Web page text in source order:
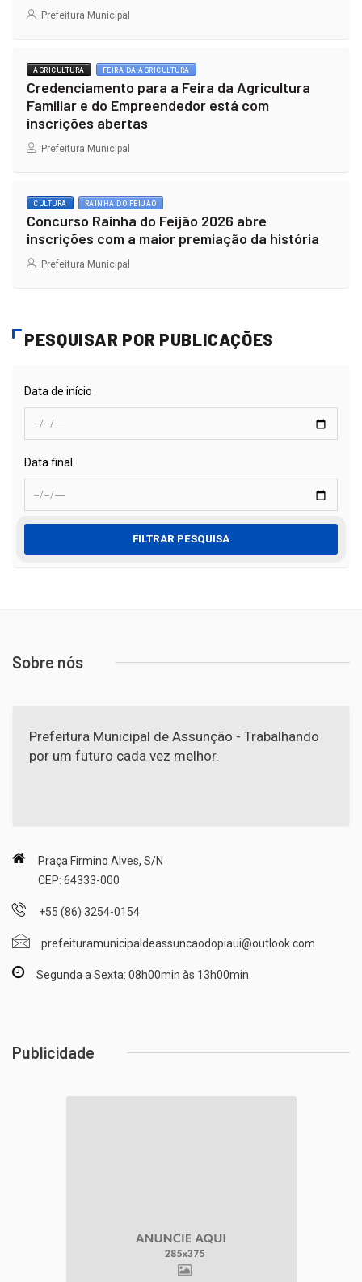
Prefeitura Municipal
AGRICULTURA FEIRA DA AGRICULTURA
Credenciamento para a Feira da Agricultura
Familiar e do Empreendedor está com
inscrições abertas
Prefeitura Municipal
CULTURA RAINHA DO FEIJÃO
Concurso Rainha do Feijão 2026 abre
inscrições com a maior premiação da história
Prefeitura Municipal
PESQUISAR POR PUBLICAÇÕES
Data de início
Data final
FILTRAR PESQUISA
Sobre nós
Prefeitura Municipal de Assunção - Trabalhando
por um futuro cada vez melhor.
Praça Firmino Alves, S/N
CEP: 64333-000
+55 (86) 3254-0154
prefeituramunicipaldeassuncaodopiaui@outlook.com
Segunda a Sexta: 08h00min às 13h00min.
Publicidade